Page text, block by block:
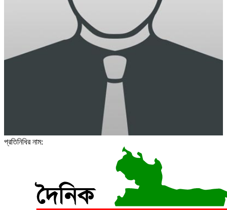
প্রতিনিধির নাম: